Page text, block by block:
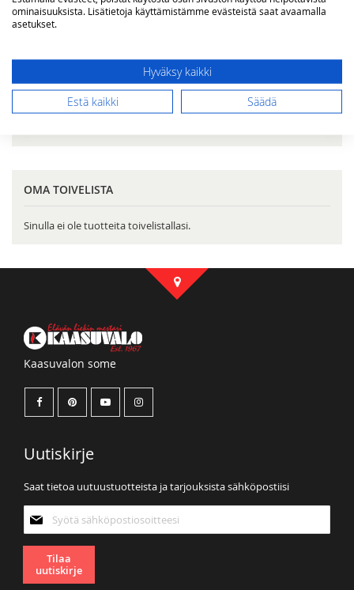
Kategoriat
VERTAA TUOTTEITA
OMA TOIVELISTA
Sinulla ei ole tuotteita toivelistallasi.
Kaasuvalon some
Uutiskirje
Saat tietoa uutuustuotteista ja tarjouksista sähköpostiisi
uutiskirjeemme:
Tilaa
uutiskirje
ominaisuuksista. Lisätietoja käyttämistämme evästeistä saat avaamalla
asetukset.
Hyväksy kaikki
Estä kaikki Säädä